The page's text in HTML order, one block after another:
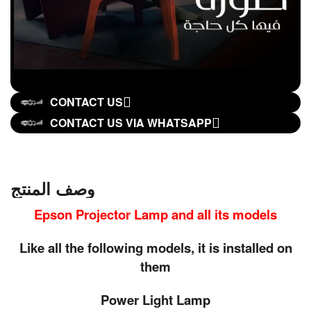
CONTACT US
CONTACT US VIA WHATSAPP
وصف المنتج
Epson Projector Lamp and all its models
Like all the following models, it is installed on
them
Power Light Lamp